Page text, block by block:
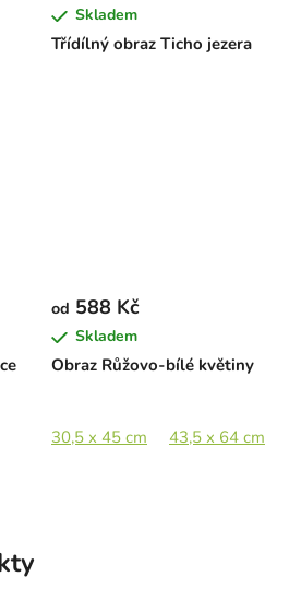
Třídílný obraz Ticho jezera
Skladem
Obraz Růžovo-bílé květiny
od 588 Kč
Skladem
30,5 x 45 cm 43,5 x 64 cm